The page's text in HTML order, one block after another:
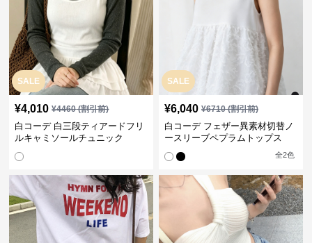
SALE
¥4,010 ¥4460(割引前)
白コーデ 白三段ティアードフリ
ルキャミソールチュニック
SALE
¥6,040 ¥6710(割引前)
白コーデ フェザー異素材切替ノ
ースリーブペプラムトップス
全2色